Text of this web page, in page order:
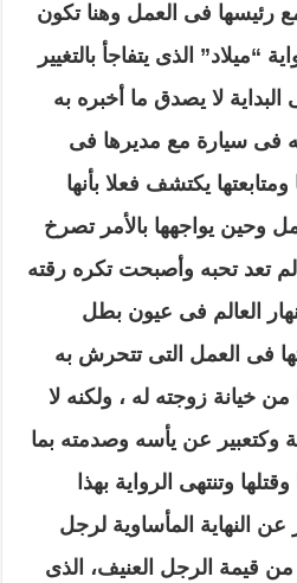
رئيسها فى العمل وهنا تكون
“ميلاد” الذى يتفاجأ بالتغيير
لا يصدق ما أخبره به
فى سيارة مع مديرها فى
يكتشف فعلا بأنها
وحين يواجهها بالأمر تصرخ
تعد تحبه وأصبحت تكره رقته
العالم فى عيون بطل
فى العمل التى تتحرش به
من خيانة زوجته له ، ولكنه لا
وكتعبير عن يأسه وصدمته بما
وتنتهى الرواية بهذا
عن النهاية المأساوية لرجل
قيمة الرجل العنيف، الذى